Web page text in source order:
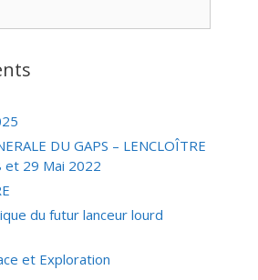
DU GAPS – LENCLOÎTRE
et 29 Mai 2022
du futur lanceur lourd
et Exploration